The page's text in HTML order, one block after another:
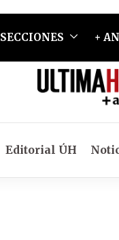
SECCIONES +
Editorial ÚH